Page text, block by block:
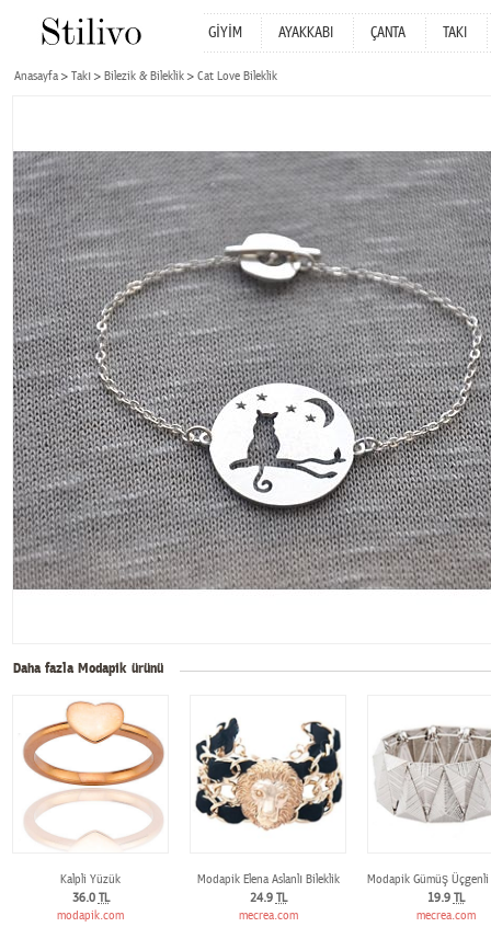
GİYİM AYAKKABI ÇANTA TAKI
Anasayfa Takı Bilezik & Bileklik Cat Love Bileklik
Daha fazla Modapik ürünü
Kalpli Yüzük
36.0 TL
modapik.com
Modapik Elena Aslanlı Bileklik
24.9 TL
mecrea.com
Modapik Gümüş
19.9 TL
mecrea.com